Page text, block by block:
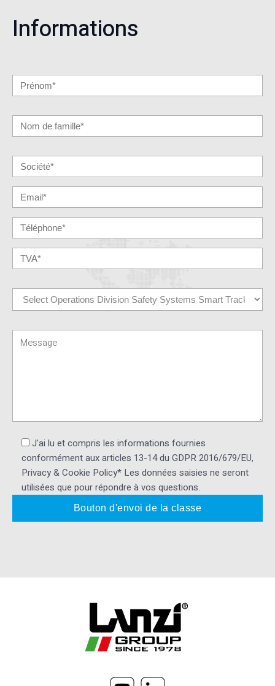
Informations
J'ai lu et compris les informations fournies
conformément aux articles 13-14 du GDPR 2016/679/EU,
Privacy & Cookie Policy* Les données saisies ne seront
utilisées que pour répondre à vos questions.